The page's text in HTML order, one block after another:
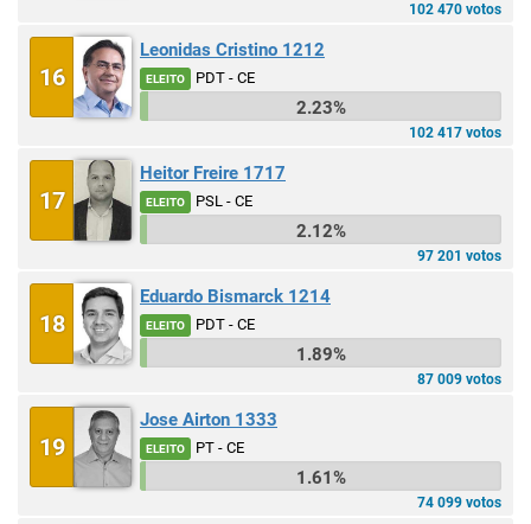
102 470 votos
16
Leonidas Cristino 1212
ELEITO PDT - CE
2.23%
102 417 votos
17
Heitor Freire 1717
ELEITO PSL - CE
2.12%
97 201 votos
18
Eduardo Bismarck 1214
ELEITO PDT - CE
1.89%
87 009 votos
19
Jose Airton 1333
ELEITO PT - CE
1.61%
74 099 votos